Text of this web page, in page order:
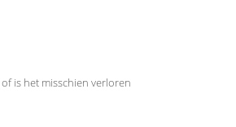
is het misschien verloren